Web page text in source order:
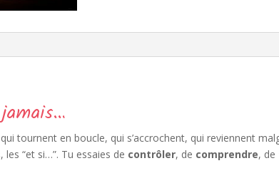
tournent en boucle, qui s’accrochent, qui reviennent
“et si…”. Tu essaies de contrôler, de comprendre, de